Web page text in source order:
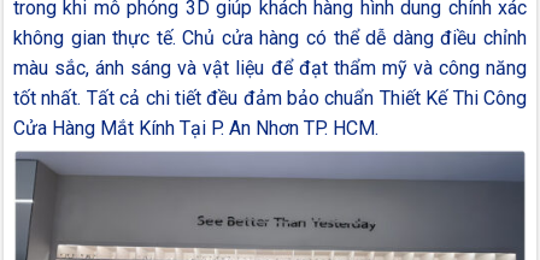
trong khi mô phỏng 3D giúp khách hàng hình dung chính xác
không gian thực tế. Chủ cửa hàng có thể dễ dàng điều chỉnh
màu sắc, ánh sáng và vật liệu để đạt thẩm mỹ và công năng
tốt nhất. Tất cả chi tiết đều đảm bảo chuẩn Thiết Kế Thi Công
Cửa Hàng Mắt Kính Tại P. An Nhơn TP. HCM.